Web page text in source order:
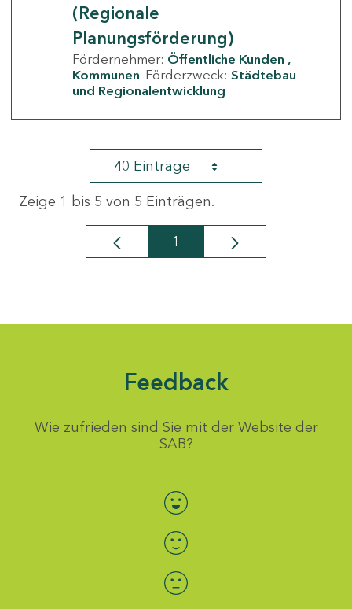
(Regionale
Planungsförderung)
Fördernehmer: Öffentliche Kunden
Kommunen Förderzweck: Städtebau
und Regionalentwicklung
40 Einträge
Zeige 1 bis 5 von 5 Einträgen.
Seite
1
Feedback
Wie zufrieden sind Sie mit der Website der
SAB?
Bewertung auswählen